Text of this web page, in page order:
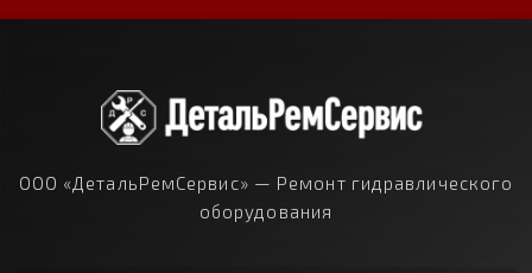
ООО «ДетальРемСервис» — Ремонт гидравлического
оборудования